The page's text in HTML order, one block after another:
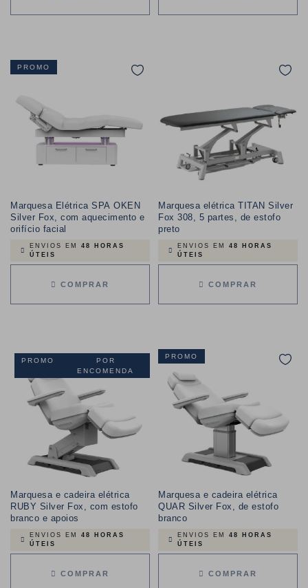
PROMO
Marquesa Elétrica SPA OKEN
Silver Fox, com aquecimento e
orifício facial
ENVIOS EM 48 HORAS
ÚTEIS
COMPRAR
Marquesa elétrica TITAN Silver
Fox 308, 5 partes, de estofo
preto
ENVIOS EM 48 HORAS
ÚTEIS
COMPRAR
PROMO
POR
ENCOMENDA
Marquesa e cadeira elétrica
RUBY Silver Fox, com estofo
branco e apoios
ENVIOS EM 48 HORAS
ÚTEIS
COMPRAR
PROMO
Marquesa e cadeira elétrica
QUAR Silver Fox, de estofo
branco
ENVIOS EM 48 HORAS
ÚTEIS
COMPRAR